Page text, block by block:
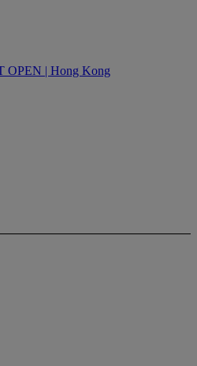
OPEN | Hong Kong